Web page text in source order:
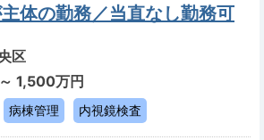
体の勤務／当直なし勤務可
区
1,500万円
病棟管理 内視鏡検査